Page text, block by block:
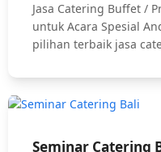
Jasa Catering Buffet /
untuk Acara Spesial
pilihan terbaik jasa
Seminar Catering